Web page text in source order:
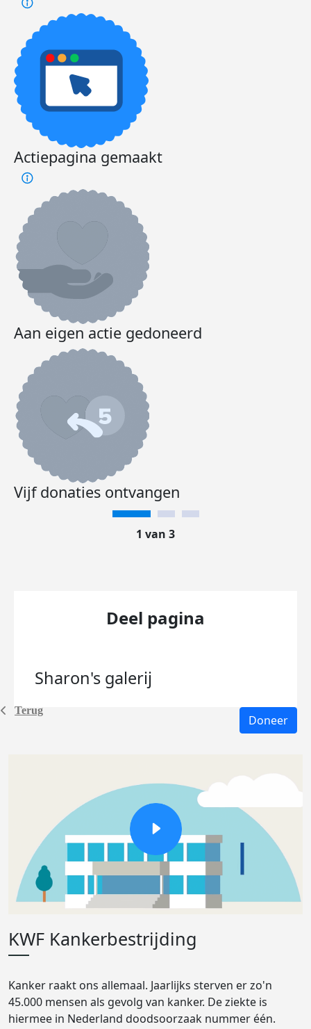
Terug
Actiepagina gemaakt
Aan eigen actie gedoneerd
Vijf donaties ontvangen
1 van 3
Deel pagina
Sharon's galerij
Doneer
KWF Kankerbestrijding
Kanker raakt ons allemaal. Jaarlijks sterven er zo'n
45.000 mensen als gevolg van kanker. De ziekte is
hiermee in Nederland doodsoorzaak nummer één.